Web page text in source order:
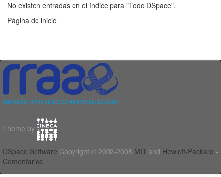
No existen entradas en el índice para "Todo DSpace".
Página de inicio
Theme by
DSpace Software Copyright © 2002-2008 MIT and Hewlett-Packard -
Comentarios